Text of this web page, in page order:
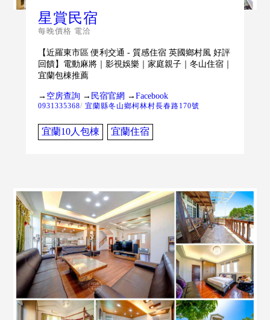
星賞民宿
每晚價格 電洽
【近羅東市區 便利交通 - 質感住宿 英國鄉村風 好評
回饋】電動麻將｜影視娛樂｜家庭親子｜冬山住宿｜
宜蘭包棟推薦
→ 空房查詢→ 民宿官網 →Facebook
0931335368/ 宜蘭縣冬山鄉柯林村長春路170號
宜蘭10人包棟 宜蘭住宿